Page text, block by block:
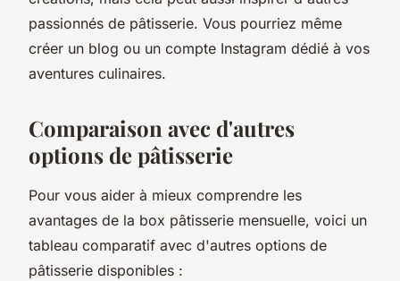
passionnés de pâtisserie. Vous pourriez même
créer un blog ou un compte Instagram dédié à vos
aventures culinaires.
Comparaison avec d'autres
options de pâtisserie
Pour vous aider à mieux comprendre les
avantages de la box pâtisserie mensuelle, voici un
tableau comparatif avec d'autres options de
pâtisserie disponibles :